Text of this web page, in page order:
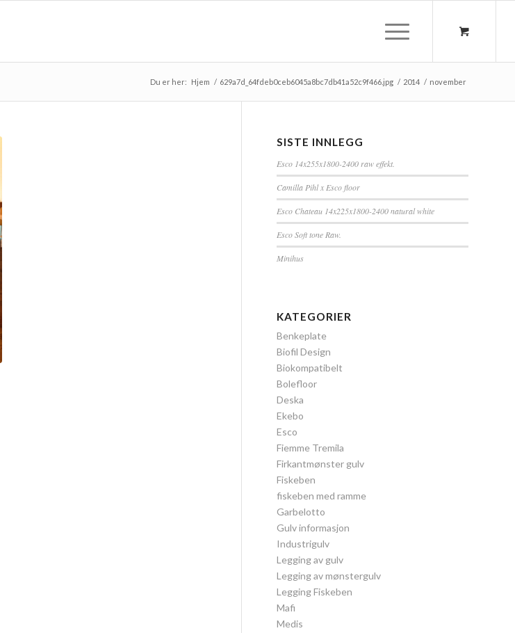
Du er her: Hjem / 629a7d_64fdeb0ceb6045a8bc7db41a52c9f466.jpg / 2014 / november
SISTE INNLEGG
Esco 14x255x1800-2400 raw effekt.
Camilla Pihl x Esco floor
Esco Chateau 14x225x1800-2400 natural white
Esco Soft tone Raw.
Minihus
KATEGORIER
Benkeplate
Biofil Design
Biokompatibelt
Bolefloor
Deska
Ekebo
Esco
Fiemme Tremila
Firkantmønster gulv
Fiskeben
fiskeben med ramme
Garbelotto
Gulv informasjon
Industrigulv
Legging av gulv
Legging av mønstergulv
Legging Fiskeben
Mafi
Medis